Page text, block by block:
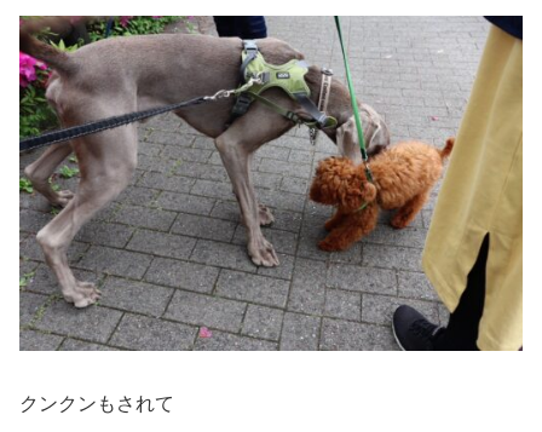
クンクンもされて